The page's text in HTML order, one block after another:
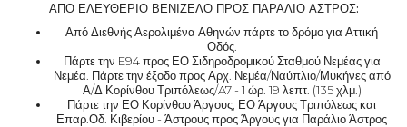
ΑΠΟ ΕΛΕΥΘΕΡΙΟ ΒΕΝΙΖΕΛΟ ΠΡΟΣ ΠΑΡΑΛΙΟ ΑΣΤΡΟΣ:
Από Διεθνής Αερολιμένα Αθηνών πάρτε το δρόμο για Αττική
Οδός.
Πάρτε την E94 προς ΕΟ Σιδηροδρομικού Σταθμού Νεμέας για
Νεμέα. Πάρτε την έξοδο προς Αρχ. Νεμέα/Ναύπλιο/Μυκήνες από
Α/Δ Κορίνθου Τριπόλεως/A7 - 1 ώρ. 19 λεπτ. (135 χλμ.)
Πάρτε την ΕΟ Κορίνθου Άργους, ΕΟ Άργους Τριπόλεως και
Επαρ.Οδ. Κιβερίου - Άστρους προς Άργους για Παράλιο Άστρος